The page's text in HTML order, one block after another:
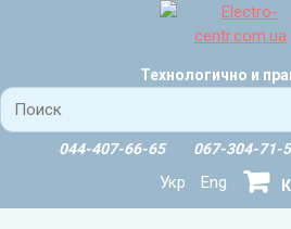
Технологично и
044-407-66-65 067-304-71-
Укр Eng